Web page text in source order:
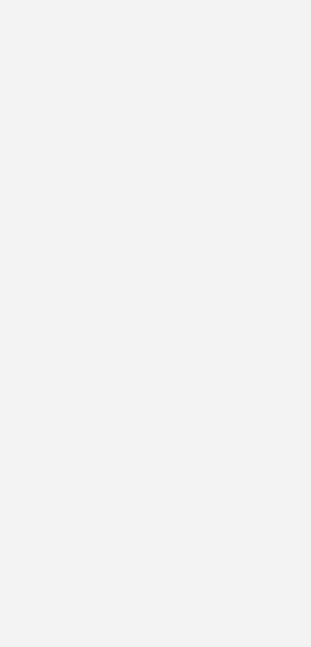
weiterzuentwickeln oder um sich
müssen die Unternehmen klar machen,
extrem interessantes Einsatzfeld ist.
helfen, die weniger von
von den Branchenverbänden
sollten auch darauf hinwirken, dass neue
an die Universitäten kommen …
Ressourcen nicht zu verzetteln. Wir als
Tag der offenen Tür die Schulen auf
unsere Ausbildungswerkstatt schauen
und kooperieren mit
Entwicklung neuer Studiengänge.
wie unser Azubitaxi reduzieren die
InteressentInnen fahren hierbei in einem
ein Ausbilder oder eine Ausbilderin führt
zum Kennenlernen, ohne dass es
Bewerbung bedarf. Jedes Unternehmen
was auch wirklich zur eigenen Kultur und
Ü-50 Mitarbeiter zu gewinnen?